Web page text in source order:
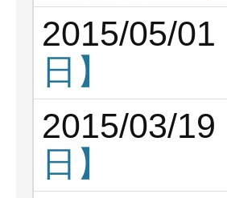
2015/05/01
日】
2015/03/19
日】